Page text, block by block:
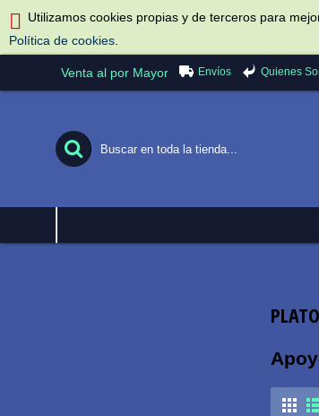
Utilizamos cookies propias y de terceros para
Política de cookies
Venta al por Mayor Envíos Quienes